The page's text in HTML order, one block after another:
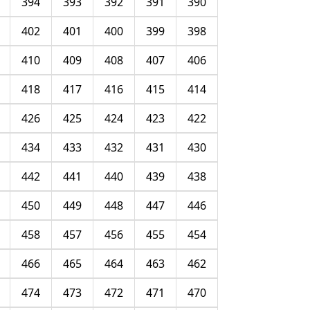
398
399
400
401
402
406
407
408
409
410
414
415
416
417
418
422
423
424
425
426
430
431
432
433
434
438
439
440
441
442
446
447
448
449
450
454
455
456
457
458
462
463
464
465
466
470
471
472
473
474